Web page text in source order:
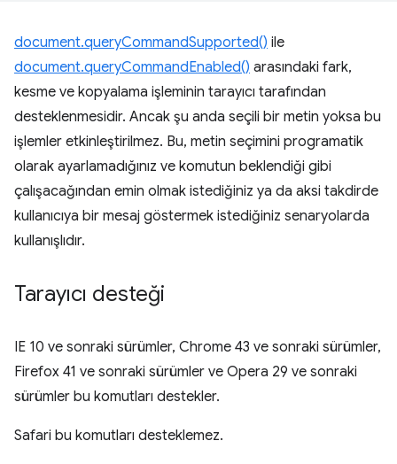
document.queryCommandSupported() ile
document.queryCommandEnabled() arasındaki fark,
kesme ve kopyalama işleminin tarayıcı tarafından
desteklenmesidir. Ancak şu anda seçili bir metin yoksa bu
işlemler etkinleştirilmez. Bu, metin seçimini programatik
olarak ayarlamadığınız ve komutun beklendiği gibi
çalışacağından emin olmak istediğiniz ya da aksi takdirde
kullanıcıya bir mesaj göstermek istediğiniz senaryolarda
kullanışlıdır.
Tarayıcı desteği
IE 10 ve sonraki sürümler, Chrome 43 ve sonraki sürümler,
Firefox 41 ve sonraki sürümler ve Opera 29 ve sonraki
sürümler bu komutları destekler.
Safari bu komutları desteklemez.